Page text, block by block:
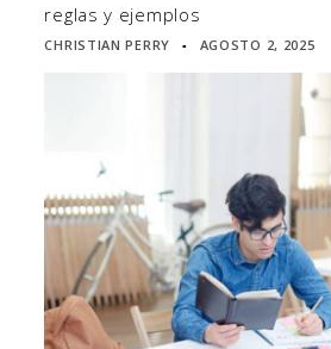
reglas y ejemplos
CHRISTIAN PERRY ▪ AGOSTO 2, 2025